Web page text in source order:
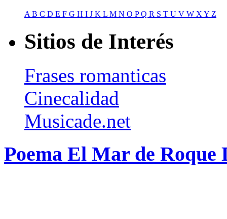
A B C D E F G H I J K L M N O PQ R S T U V W X Y Z
Sitios de Interés
Frases romanticas
Cinecalidad
Musicade.net
Poema El Mar de Roque